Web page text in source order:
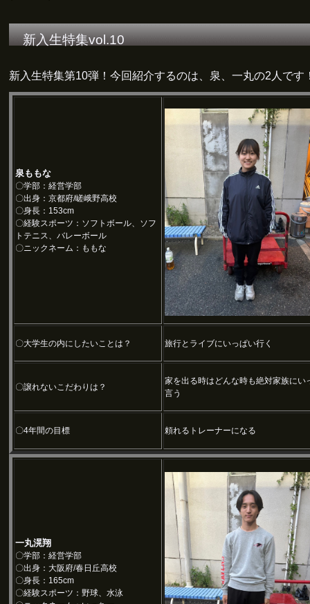
新入生特集vol.10
新入生特集第10弾！今回紹介するのは、泉、一丸の2人です
泉ももな
〇学部：経営学部
〇出身：京都府/嵯峨野高校
〇身長：153cm
〇経験スポーツ：ソフトボール、ソフ
トテニス、バレーボール
〇ニックネーム：ももな
〇大学生の内にしたいことは？ 旅行とライブにいっぱい行く
〇譲れないこだわりは？
家を出る時はどんな時も絶対家族にい
言う
〇4年間の目標 頼れるトレーナーになる
一丸滉翔
〇学部：経営学部
〇出身：大阪府/春日丘高校
〇身長：165cm
〇経験スポーツ：野球、水泳